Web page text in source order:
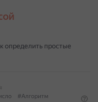
определить простые
#Алгоритм